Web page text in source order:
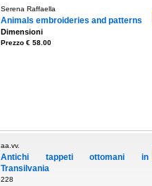
Serena Raffaella
Animals embroideries and patterns
Dimensioni
Prezzo € 58.00
aa.vv.
Antichi tappeti ottomani in
Transilvania
228